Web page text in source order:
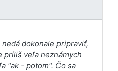
dokonale pripraviť,
príliš veľa neznámych
"ak - potom". Čo sa